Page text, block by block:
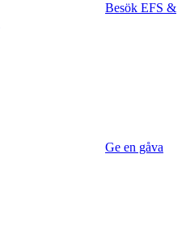
Besök EFS &
Ge en gåva